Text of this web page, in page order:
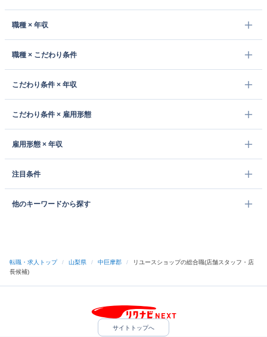
職種 × 年収
職種 × こだわり条件
こだわり条件 × 年収
こだわり条件 × 雇用形態
雇用形態 × 年収
注目条件
他のキーワードから探す
転職・求人トップ / 山梨県 / 中巨摩郡 /
リユースショップの総合職(店舗スタッフ・店
長候補)
サイトトップへ